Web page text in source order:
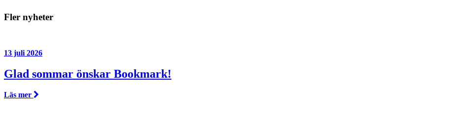
Fler nyheter
13 juli 2026
Glad sommar önskar Bookmark!
Läs mer